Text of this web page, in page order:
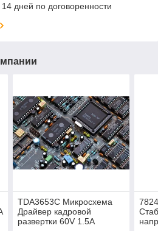
дней по договоренности
TDA3653C Микросхема
Драйвер кадpовой
pазвеpтки 60V 1.5A